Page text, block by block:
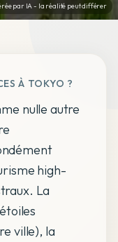
par IA - la réalité peut différer
À TOKYO ?
nulle autre
high-
La
ville), la